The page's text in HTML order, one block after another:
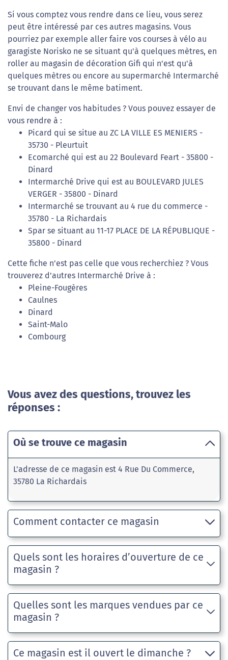
Si vous comptez vous rendre dans ce lieu, vous serez
peut être intéressé par ces autres magasins. Vous
pourriez par exemple aller faire vos courses à vélo au
garagiste Norisko ne se situant qu'à quelques mètres, en
roller au magasin de décoration Gifi qui n'est qu'à
quelques mètres ou encore au supermarché Intermarché
se trouvant dans le même batiment.
Envi de changer vos habitudes ? Vous pouvez essayer de
vous rendre à :
Picard qui se situe au ZC LA VILLE ES MENIERS -
35730 - Pleurtuit
Ecomarché qui est au 22 Boulevard Feart - 35800 -
Dinard
Intermarché Drive qui est au BOULEVARD JULES
VERGER - 35800 - Dinard
Intermarché se trouvant au 4 rue du commerce -
35780 - La Richardais
Spar se situant au 11-17 PLACE DE LA RÉPUBLIQUE -
35800 - Dinard
Cette fiche n'est pas celle que vous recherchiez ? Vous
trouverez d'autres Intermarché Drive à :
Pleine-Fougères
Caulnes
Dinard
Saint-Malo
Combourg
Vous avez des questions, trouvez les
réponses :
Où se trouve ce magasin
L'adresse de ce magasin est 4 Rue Du Commerce,
35780 La Richardais
Comment contacter ce magasin
Quels sont les horaires d’ouverture de ce
magasin ?
Quelles sont les marques vendues par ce
magasin ?
Ce magasin est il ouvert le dimanche ?